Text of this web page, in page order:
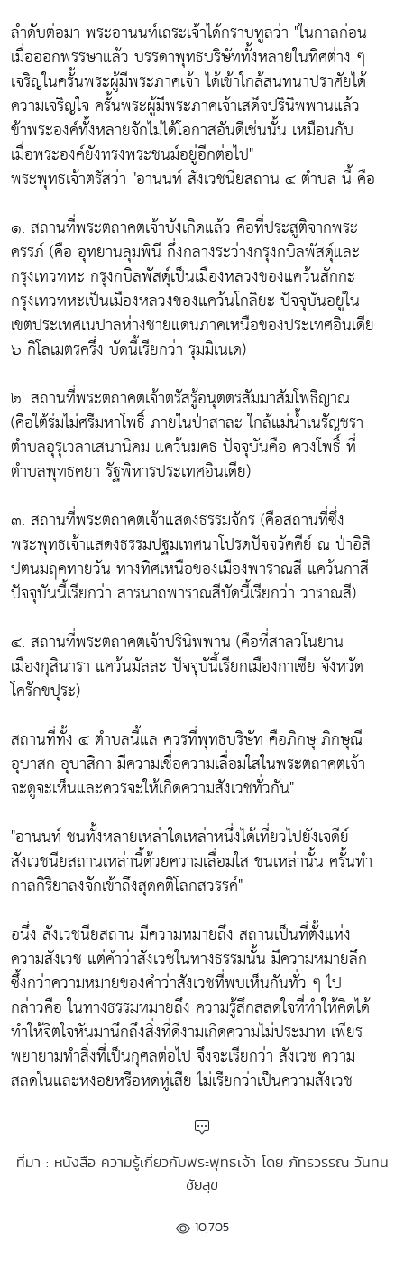
ลำดับต่อมา พระอานนท์เถระเจ้าได้กราบทูลว่า "ในกาลก่อน
เมื่อออกพรรษาแล้ว บรรดาพุทธบริษัททั้งหลายในทิศต่าง ๆ
เจริญในครั้นพระผู้มีพระภาคเจ้า ได้เข้าใกล้สนทนาปราศัยได้
ความเจริญใจ ครั้นพระผู้มีพระภาคเจ้าเสด็จปรินิพพานแล้ว
ข้าพระองค์ทั้งหลายจักไม่ได้โอกาสอันดีเช่นนั้น เหมือนกับ
เมื่อพระองค์ยังทรงพระชนม์อยู่อีกต่อไป"
พระพุทธเจ้าตรัสว่า "อานนท์ สังเวชนียสถาน ๔ ตำบล นี้ คือ
๑. สถานที่พระตถาคตเจ้าบังเกิดแล้ว คือที่ประสูติจากพระ
ครรภ์ (คือ อุทยานลุมพินี กึ่งกลางระว่างกรุงกบิลพัสดุ์และ
กรุงเทวทหะ กรุงกบิลพัสดุ์เป็นเมืองหลวงของแคว้นสักกะ
กรุงเทวทหะเป็นเมืองหลวงของแคว้นโกลิยะ ปัจจุบันอยู่ใน
เขตประเทศเนปาลห่างชายแดนภาคเหนือของประเทศอินเดีย
๖ กิโลเมตรครึ่ง บัดนี้เรียกว่า รุมมิเนเด)
๒. สถานที่พระตถาคตเจ้าตรัสรู้อนุตตรสัมมาสัมโพธิญาณ
(คือใต้ร่มไม่ศรีมหาโพธิ์ ภายในป่าสาละ ใกล้แม่น้ำเนรัญชรา
ตำบลอุรุเวลาเสนานิคม แคว้นมคธ ปัจจุบันคือ ควงโพธิ์ ที่
ตำบลพุทธคยา รัฐพิหารประเทศอินเดีย)
๓. สถานที่พระตถาคตเจ้าแสดงธรรมจักร (คือสถานที่ซึ่ง
พระพุทธเจ้าแสดงธรรมปฐมเทศนาโปรดปัจจวัคคีย์ ณ ป่าอิสิ
ปตนมฤคทายวัน ทางทิศเหนือของเมืองพาราณสี แคว้นกาสี
ปัจจุบันนี้เรียกว่า สารนาถพาราณสีบัดนี้เรียกว่า วาราณสี)
๔. สถานที่พระตถาคตเจ้าปรินิพพาน (คือที่สาลวโนยาน
เมืองกุสินารา แคว้นมัลละ ปัจจุบันี้เรียกเมืองกาเซีย จังหวัด
โครักขปุระ)
สถานที่ทั้ง ๔ ตำบลนี้แล ควรที่พุทธบริษัท คือภิกษุ ภิกษุณี
อุบาสก อุบาสิกา มีความเชื่อความเลื่อมใสในพระตถาคตเจ้า
จะดูจะเห็นและควรจะให้เกิดความสังเวชทั่วกัน"
"อานนท์ ชนทั้งหลายเหล่าใดเหล่าหนึ่งได้เที่ยวไปยังเจดีย์
สังเวชนียสถานเหล่านี้ด้วยความเลื่อมใส ชนเหล่านั้น ครั้นทำ
กาลกิริยาลงจักเข้าถึงสุดคติโลกสวรรค์"
อนึ่ง สังเวชนียสถาน มีความหมายถึง สถานเป็นที่ตั้งแห่ง
ความสังเวช แต่คำว่าสังเวชในทางธรรมนั้น มีความหมายลึก
ซึ้งกว่าความหมายของคำว่าสังเวชที่พบเห็นกันทั่ว ๆ ไป
กล่าวคือ ในทางธรรมหมายถึง ความรู้สึกสลดใจที่ทำให้คิดได้
ทำให้จิตใจหันมานึกถึงสิ่งที่ดีงามเกิดความไม่ประมาท เพียร
พยายามทำสิ่งที่เป็นกุศลต่อไป จึงจะเรียกว่า สังเวช ความ
สลดในและหงอยหรือหดหู่เสีย ไม่เรียกว่าเป็นความสังเวช
ที่มา : หนังสือ ความรู้เกี่ยวกับพระพุทธเจ้า โดย ภัทรวรรณ วันทน
ชัยสุข
10,705